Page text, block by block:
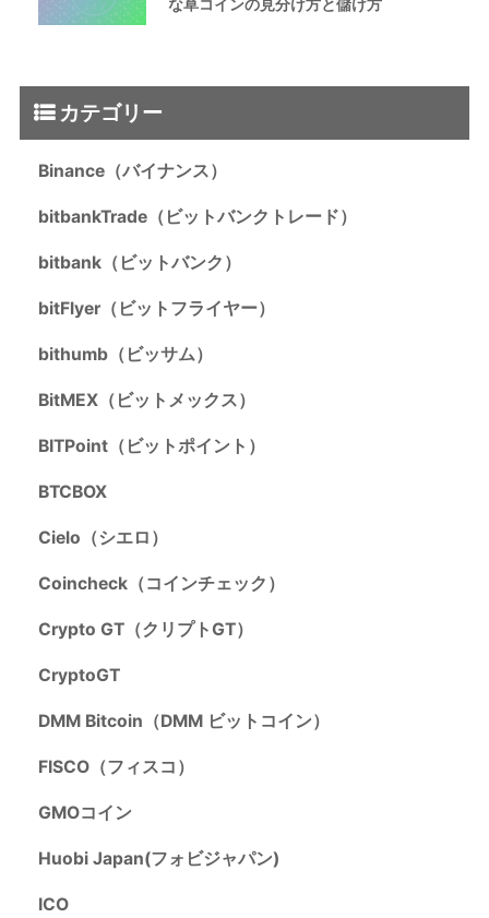
な草コインの見分け方と儲け方
カテゴリー
Binance（バイナンス）
bitbankTrade（ビットバンクトレード）
bitbank（ビットバンク）
bitFlyer（ビットフライヤー）
bithumb（ビッサム）
BitMEX（ビットメックス）
BITPoint（ビットポイント）
BTCBOX
Cielo（シエロ）
Coincheck（コインチェック）
Crypto GT（クリプトGT）
CryptoGT
DMM Bitcoin（DMM ビットコイン）
FISCO（フィスコ）
GMOコイン
Huobi Japan(フォビジャパン)
ICO